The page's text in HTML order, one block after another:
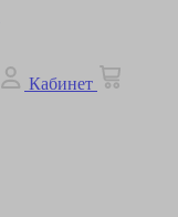
Кабинет